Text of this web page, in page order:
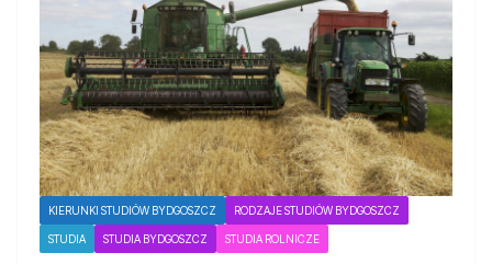
KIERUNKI STUDIÓW BYDGOSZCZ RODZAJE STUDIÓW BYDGOSZCZ
STUDIA STUDIA BYDGOSZCZ STUDIA ROLNICZE